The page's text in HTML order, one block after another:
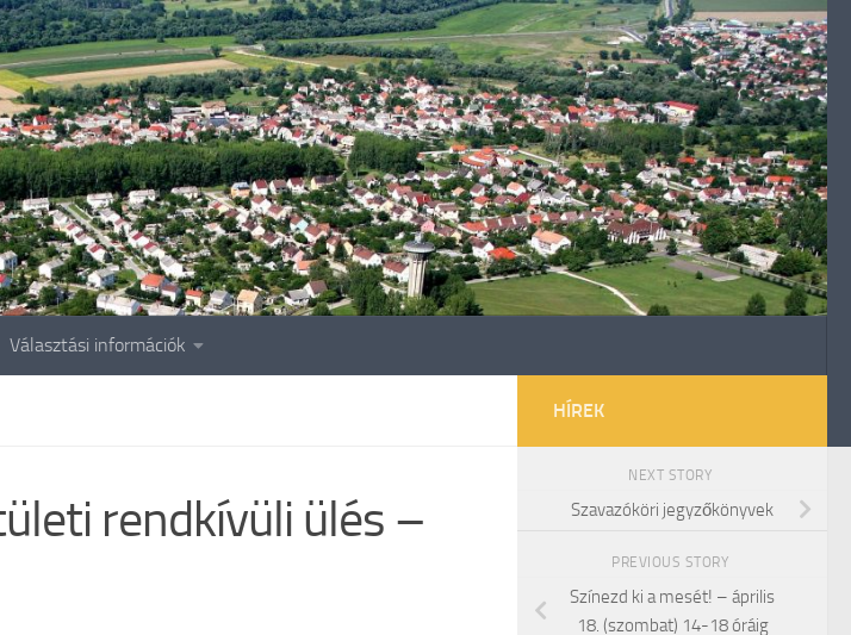
Választási információk
rendkívüli ülés –
HÍREK
NEXT STORY
Szavazóköri jegyzőkönyvek
PREVIOUS STORY
Színezd ki a mesét! – április
18. (szombat) 14-18 óráig